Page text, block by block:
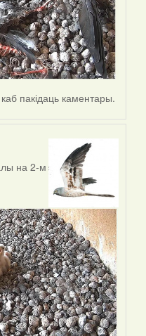
каб пакідаць каментары.
на 2-м